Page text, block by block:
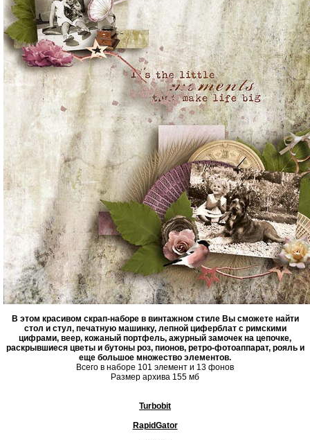
В этом красивом скрап-наборе в винтажном стиле Вы сможете найти
стол и стул, печатную машинку, лепной циферблат с римскими
цифрами, веер, кожаный портфель, ажурный замочек на цепочке,
раскрывшиеся цветы и бутоны роз, пионов, ретро-фотоаппарат, рояль и
еще большое множество элементов.
Всего в наборе 101 элемент и 13 фонов
Размер архива 155 мб
Turbobit
RapidGator